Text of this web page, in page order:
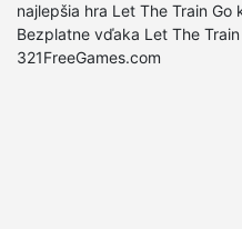
najlepšia hra Let The Train
Bezplatne vďaka Let The
321FreeGames.com